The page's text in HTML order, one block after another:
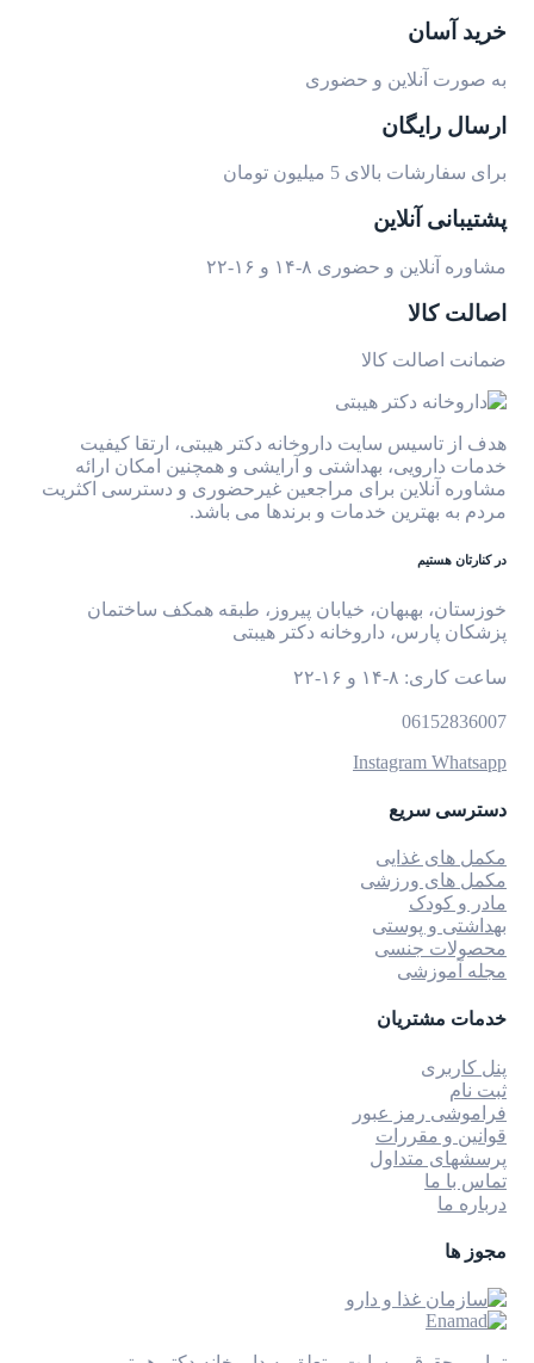
خرید آسان
به صورت آنلاین و حضوری
ارسال رایگان
برای سفارشات بالای 5 میلیون تومان
پشتیبانی آنلاین
مشاوره آنلاین و حضوری ۸-۱۴ و ۱۶-۲۲
اصالت کالا
ضمانت اصالت کالا
هدف از تاسیس سایت داروخانه دکتر هیبتی، ارتقا کیفیت
خدمات دارویی، بهداشتی و آرایشی و همچنین امکان ارائه
مشاوره آنلاین برای مراجعین غیرحضوری و دسترسی اکثریت
مردم به بهترین خدمات و برندها می باشد.
در کنارتان هستیم
خوزستان، بهبهان، خیابان پیروز، طبقه همکف ساختمان
پزشکان پارس، داروخانه دکتر هیبتی
ساعت کاری: ۸-۱۴ و ۱۶-۲۲
06152836007
Instagram Whatsapp
دسترسی سریع
مکمل های غذایی
مکمل های ورزشی
مادر و کودک
بهداشتی و پوستی
محصولات جنسی
مجله آموزشی
خدمات مشتریان
پنل کاربری
ثبت نام
فراموشی رمز عبور
قوانین و مقررات
پرسشهای متداول
تماس با ما
درباره ما
مجوز ها